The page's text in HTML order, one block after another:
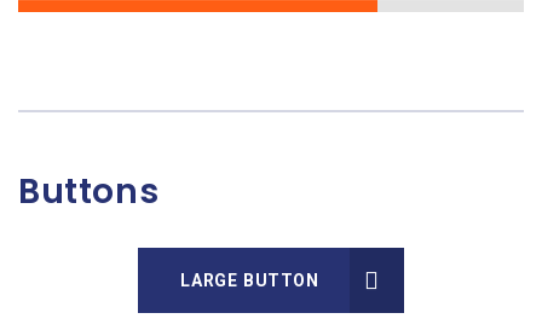
Buttons
LARGE BUTTON